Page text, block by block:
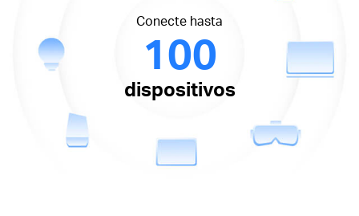
Conecte hasta
100
dispositivos